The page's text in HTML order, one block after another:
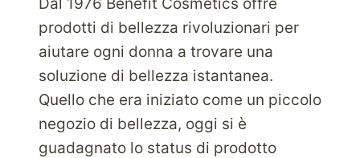
prodotti di bellezza rivoluzionari per
aiutare ogni donna a trovare una
soluzione di bellezza istantanea.
Quello che era iniziato come un piccolo
negozio di bellezza, oggi si è
guadagnato lo status di prodotto